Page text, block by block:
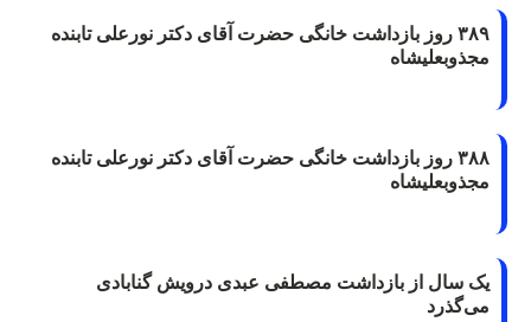
۳۸۹ روز بازداشت خانگی حضرت آقای دکتر نورعلی تابنده
مجذوبعلیشاه
۳۸۸ روز بازداشت خانگی حضرت آقای دکتر نورعلی تابنده
مجذوبعلیشاه
یک سال از بازداشت مصطفی عبدی درویش گنابادی
می‌گذرد